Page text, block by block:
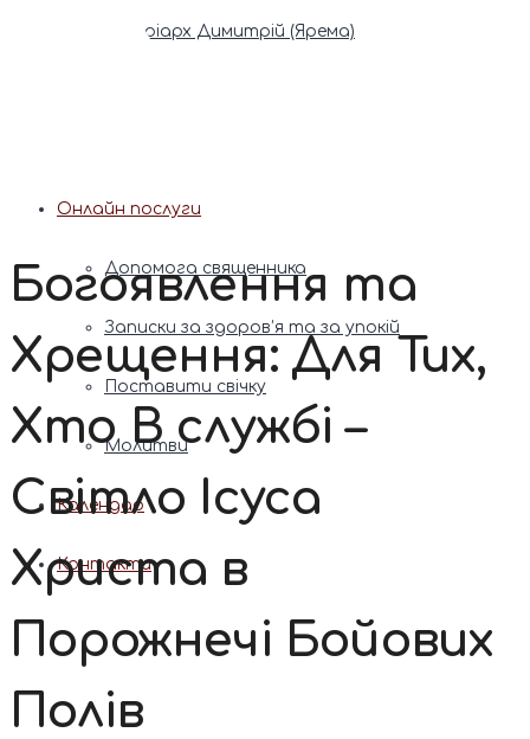
Патріарх Димитрій (Ярема)
Онлайн послуги
Допомога священника
Записки за здоров’я та за упокій
Поставити свічку
Молитви
Календар
Контакти
Богоявлення та
Хрещення: Для Тих,
Хто В службі –
Світло Ісуса
Христа в
Порожнечі Бойових
Полів